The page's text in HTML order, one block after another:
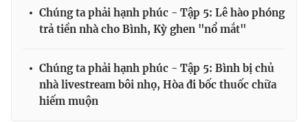
Chúng ta phải hạnh phúc - Tập 5: Lê hào phóng
trả tiền nhà cho Bình, Kỳ ghen "nổ mắt"
Chúng ta phải hạnh phúc - Tập 5: Bình bị chủ
nhà livestream bôi nhọ, Hòa đi bốc thuốc chữa
hiếm muộn